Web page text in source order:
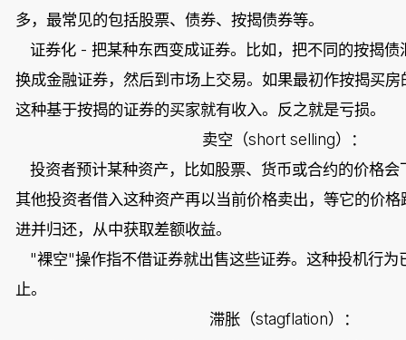
多，最常见的包括股票、债券、按揭债券等。
证券化 - 把某种东西变成证券。比如，把不同的按揭债
换成金融证券，然后到市场上交易。如果最初作按揭买
这种基于按揭的证券的买家就有收入。反之就是亏损。
卖空（short selling）：
投资者预计某种资产，比如股票、货币或合约的价格会
其他投资者借入这种资产再以当前价格卖出，等它的价
进并归还，从中获取差额收益。
"裸空"操作指不借证券就出售这些证券。这种投机行为
止。
滞胀（stagflation）：